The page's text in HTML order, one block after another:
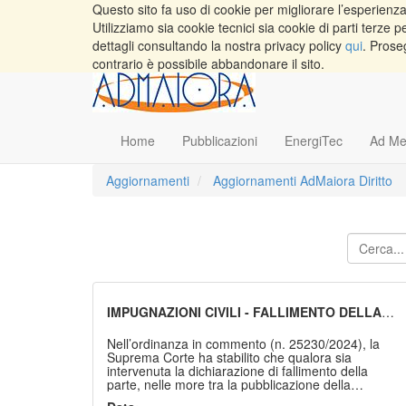
Questo sito fa uso di cookie per migliorare
Utilizziamo sia cookie tecnici sia cookie di parti terze
dettagli consultando la nostra privacy policy qui.
contrario è possibile abbandonare il sito.
Home Pubblicazioni EnergiTec Ad
Aggiornamenti Aggiornamenti AdMaiora Diritto
IMPUGNAZIONI CIVILI - FALLIMENTO DELLA
NOTIFICA DELL’ATTO DI APPELLO AL
PROCURATORE ANZICHÉ AL CURATORE -
CONSEGUENZE
Nell’ordinanza in commento (n. 25230/2024), la
Suprema Corte ha stabilito che qualora sia
intervenuta la dichiarazione di fallimento della
parte, nelle more tra la pubblicazione della
sentenza di primo grado e la proposizione